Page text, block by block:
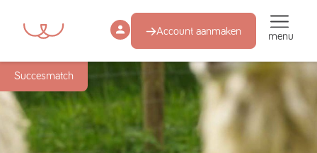
Account aanmaken menu
Succesmatch